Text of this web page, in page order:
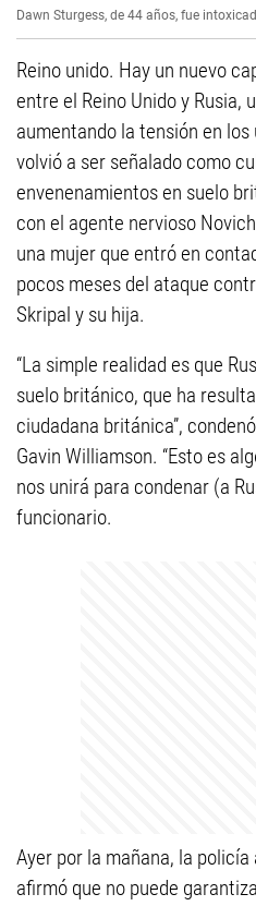
Dawn Sturgess, de 44 años, fue
Reino unido. Hay un nuevo
entre el Reino Unido y Rusia,
aumentando la tensión en
volvió a ser señalado como
envenenamientos en suelo
con el agente nervioso
una mujer que entró en
pocos meses del ataque
Skripal y su hija.
“La simple realidad es que
suelo británico, que ha
ciudadana británica”,
Gavin Williamson. “Esto es
nos unirá para condenar (a
funcionario.
Ayer por la mañana, la
afirmó que no puede